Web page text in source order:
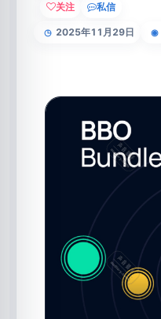
关注 私信
◷ 2025年11月29日 ◉